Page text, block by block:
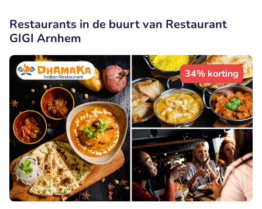
Restaurants in de buurt van Restaurant
GIGI Arnhem
34% korting